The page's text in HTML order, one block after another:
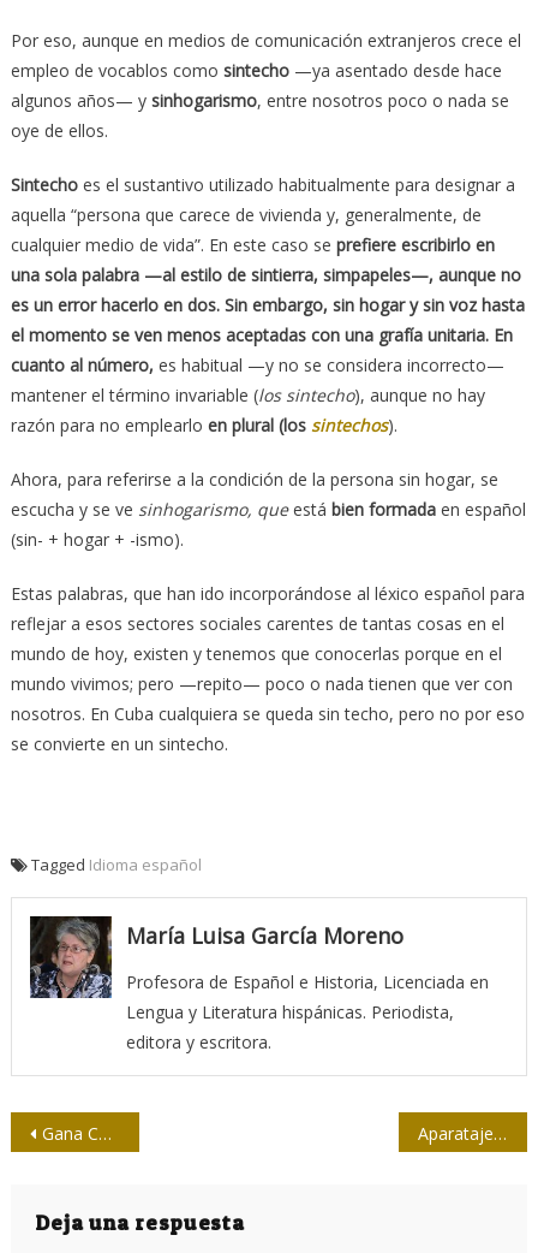
Por eso, aunque en medios de comunicación extranjeros crece el
empleo de vocablos como sintecho—ya asentado desde hace
algunos años— y sinhogarismo, entre nosotros poco o nada se
oye de ellos.
Sintecho es el sustantivo utilizado habitualmente para designar a
aquella “persona que carece de vivienda y, generalmente, de
cualquier medio de vida”. En este caso se prefiere escribirlo en
una sola palabra —al estilo de sintierra, simpapeles—, aunque no
es un error hacerlo en dos. Sin embargo, sin hogar y sin voz hasta
el momento se ven menos aceptadas con una grafía unitaria. En
cuanto al número, es habitual —y no se considera incorrecto—
mantener el término invariable (los sintecho), aunque no hay
razón para no emplearlo en plural (los sintechos).
Ahora, para referirse a la condición de la persona sin hogar, se
escucha y se ve sinhogarismo, queestá bien formadaen español
(sin- + hogar + -ismo).
Estas palabras, que han ido incorporándose al léxico español para
reflejar a esos sectores sociales carentes de tantas cosas en el
mundo de hoy, existen y tenemos que conocerlas porque en el
mundo vivimos; pero —repito— poco o nada tienen que ver con
nosotros. En Cuba cualquiera se queda sin techo, pero no por eso
se convierte en un sintecho.
Tagged Idioma español
María Luisa García Moreno
Profesora de Español e Historia, Licenciada en
Lengua y Literatura hispánicas. Periodista,
editora y escritora.
Navegación
entradas
Gana Camagüey competencia zonal de softbol de la prensa Aparataje mediático mundial sin precedente en la agresión de EE.UU. a Venezuela
Deja una respuesta